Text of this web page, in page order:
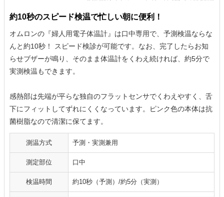
約10秒のスピード検温で忙しい朝に便利！
オムロンの『婦人用電子体温計』は口中専用で、予測検温ならな
んと約10秒！ スピード検診が可能です。なお、完了したらお知
らせブザーが鳴り、そのまま体温計をくわえ続ければ、約5分で
実測検温もできます。
感熱部は先端が平らな独自のフラットセンサでくわえやすく、舌
下にフィットしてずれにくくなっています。ピンク色の本体は抗
菌樹脂なので清潔に保てます。
測温方式 予測・実測兼用
測定部位 口中
検温時間 約10秒（予測）/約5分（実測）